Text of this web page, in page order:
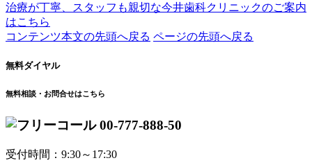
治療が丁寧、スタッフも親切な今井歯科クリニックのご案内
はこちら
コンテンツ本文の先頭へ戻る ページの先頭へ戻る
無料ダイヤル
無料相談・お問合せはこちら
00-777-888-50
受付時間：9:30～17:30